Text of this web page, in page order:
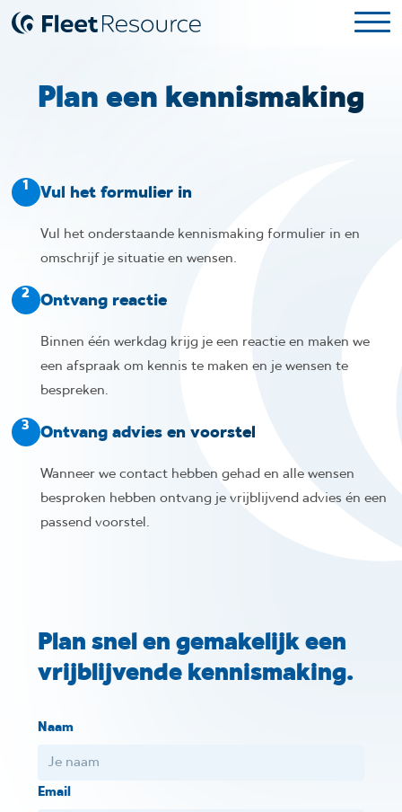
Plan een kennismaking
1 Vul het formulier in
Vul het onderstaande kennismaking formulier in en
omschrijf je situatie en wensen.
2 Ontvang reactie
Binnen één werkdag krijg je een reactie en maken we
een afspraak om kennis te maken en je wensen te
bespreken.
3 Ontvang advies en voorstel
Wanneer we contact hebben gehad en alle wensen
besproken hebben ontvang je vrijblijvend advies én een
passend voorstel.
Plan snel en gemakelijk een
vrijblijvende kennismaking.
Naam
Email